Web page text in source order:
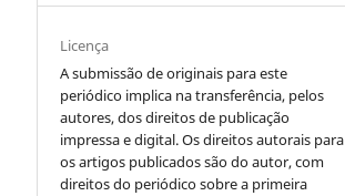
Licença
A submissão de originais para este
periódico implica na transferência, pelos
autores, dos direitos de publicação
impressa e digital. Os direitos autorais para
os artigos publicados são do autor, com
direitos do periódico sobre a primeira